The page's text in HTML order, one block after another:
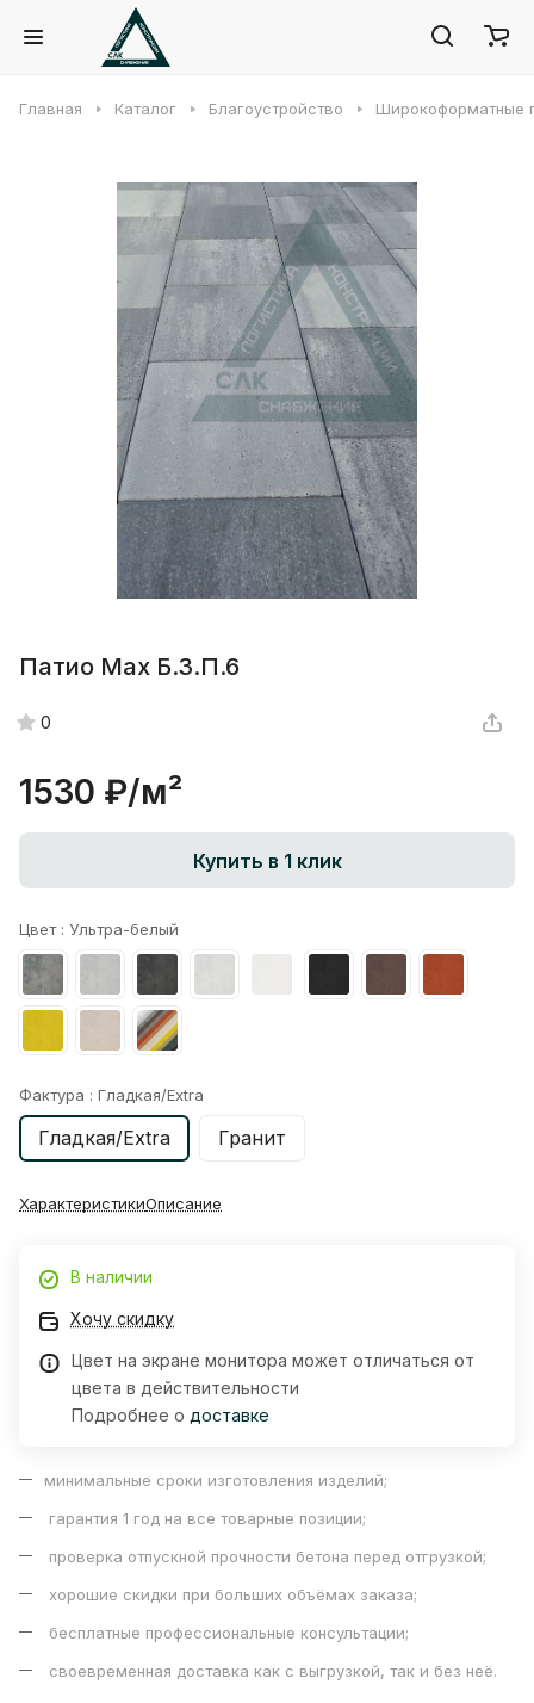
Главная Каталог Благоустройство Широкоформатные
Патио Max Б.3.П.6
0
1530 ₽/м²
Купить в 1 клик
Цвет : Ультра-белый
Фактура : Гладкая/Extra
Гладкая/Extra Гранит
ХарактеристикиОписание
В наличии
Хочу скидку
Цвет на экране монитора может отличаться от
цвета в действительности
Подробнее о доставке
минимальные сроки изготовления изделий;
гарантия 1 год на все товарные позиции;
проверка отпускной прочности бетона перед отгрузкой;
хорошие скидки при больших объёмах заказа;
бесплатные профессиональные консультации;
своевременная доставка как с выгрузкой, так и без неё.